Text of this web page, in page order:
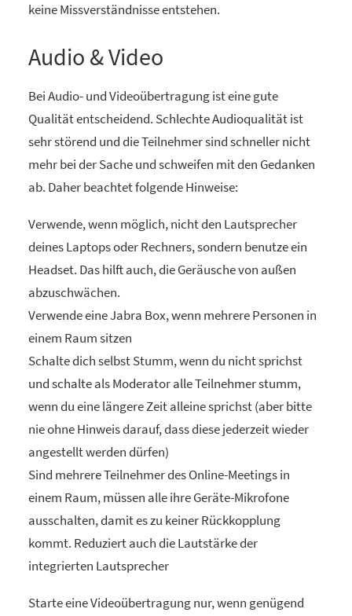
keine Missverständnisse entstehen.
Audio & Video
Bei Audio- und Videoübertragung ist eine gute
Qualität entscheidend. Schlechte Audioqualität ist
sehr störend und die Teilnehmer sind schneller nicht
mehr bei der Sache und schweifen mit den Gedanken
ab. Daher beachtet folgende Hinweise:
Verwende, wenn möglich, nicht den Lautsprecher
deines Laptops oder Rechners, sondern benutze ein
Headset. Das hilft auch, die Geräusche von außen
abzuschwächen.
Verwende eine Jabra Box, wenn mehrere Personen in
einem Raum sitzen
Schalte dich selbst Stumm, wenn du nicht sprichst
und schalte als Moderator alle Teilnehmer stumm,
wenn du eine längere Zeit alleine sprichst (aber bitte
nie ohne Hinweis darauf, dass diese jederzeit wieder
angestellt werden dürfen)
Sind mehrere Teilnehmer des Online-Meetings in
einem Raum, müssen alle ihre Geräte-Mikrofone
ausschalten, damit es zu keiner Rückkopplung
kommt. Reduziert auch die Lautstärke der
integrierten Lautsprecher
Starte eine Videoübertragung nur, wenn genügend